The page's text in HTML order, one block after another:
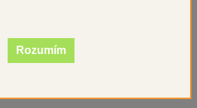
Rozumím